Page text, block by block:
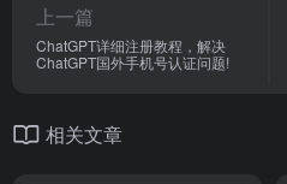
上一篇
ChatGPT详细注册教程，解决
ChatGPT国外手机号认证问题!
相关文章